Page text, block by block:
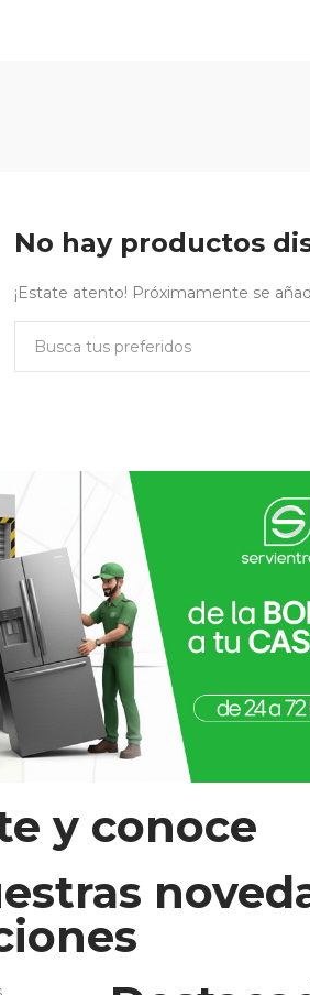
No hay productos
¡Estate atento! Próximamente se
y conoce